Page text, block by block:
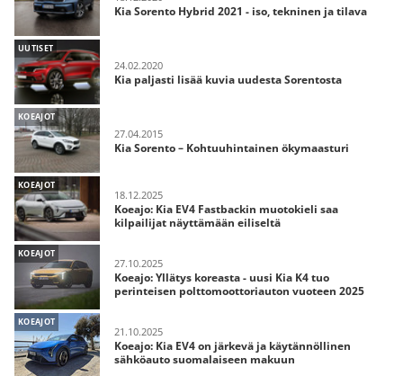
Kia Sorento Hybrid 2021 - iso, tekninen ja tilava
UUTISET
24.02.2020
Kia paljasti lisää kuvia uudesta Sorentosta
KOEAJOT
27.04.2015
Kia Sorento – Kohtuuhintainen ökymaasturi
KOEAJOT
18.12.2025
Koeajo: Kia EV4 Fastbackin muotokieli saa
kilpailijat näyttämään eiliseltä
KOEAJOT
27.10.2025
Koeajo: Yllätys koreasta - uusi Kia K4 tuo
perinteisen polttomoottoriauton vuoteen 2025
KOEAJOT
21.10.2025
Koeajo: Kia EV4 on järkevä ja käytännöllinen
sähköauto suomalaiseen makuun